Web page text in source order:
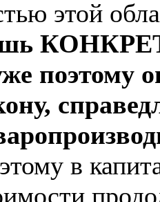
этой
поэтому
в